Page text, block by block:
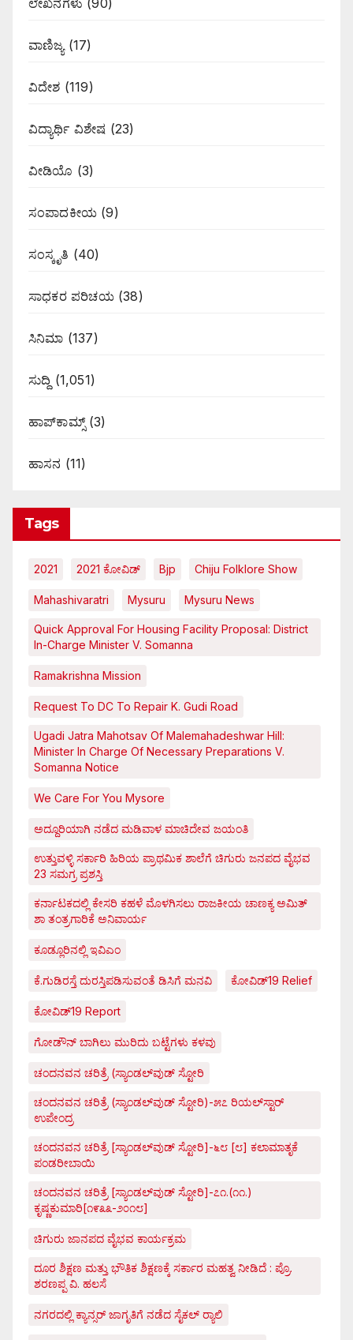
ವಾಣಿಜ್ಯ(17)
ವಿದೇಶ (119)
ವಿದ್ಯಾರ್ಥಿ ವಿಶೇಷ (23)
ವೀಡಿಯೊ (3)
ಸಂಪಾದಕೀಯ (9)
ಸಂಸ್ಕೃತಿ (40)
ಸಾಧಕರ ಪರಿಚಯ(38)
ಸಿನಿಮಾ (137)
ಸುದ್ದಿ (1,051)
ಹಾಪ್‌ಕಾಮ್ಸ್‌(3)
ಹಾಸನ (11)
Tags
2021 2021 ಕೋವಿಡ್‌ Bjp Chiju Folklore Show
Mahashivaratri Mysuru Mysuru News
Quick Approval For Housing Facility Proposal: District
In-Charge Minister V. Somanna
Ramakrishna Mission
Request To DC To Repair K. Gudi Road
Ugadi Jatra Mahotsav Of Malemahadeshwar Hill:
Minister In Charge Of Necessary Preparations V.
Somanna Notice
We Care For You Mysore
ಅದ್ದೂರಿಯಾಗಿ ನಡೆದ ಮಡಿವಾಳ ಮಾಚಿದೇವ ಜಯಂತಿ
ಉತ್ತುವಳ್ಳಿ ಸರ್ಕಾರಿ ಹಿರಿಯ ಪ್ರಾಥಮಿಕ ಶಾಲೆಗೆ ಚಿಗುರು ಜನಪದ ವೈಭವ
23 ಸಮಗ್ರ ಪ್ರಶಸ್ತಿ
ಕರ್ನಾಟಕದಲ್ಲಿ ಕೇಸರಿ ಕಹಳೆ ಮೊಳಗಿಸಲು ರಾಜಕೀಯ ಚಾಣಕ್ಯ ಅಮಿತ್
ಶಾ ತಂತ್ರಗಾರಿಕೆ ಅನಿವಾರ್ಯ
ಕೂಡ್ಲೂರಿನಲ್ಲಿ ಇವಿಎಂ
ಕೆ.ಗುಡಿರಸ್ತೆ ದುರಸ್ತಿಪಡಿಸುವಂತೆ ಡಿಸಿಗೆ ಮನವಿ ಕೋವಿಡ್‌19 Relief
ಕೋವಿಡ್‌19 Report
ಗೋಡೌನ್ ಬಾಗಿಲು ಮುರಿದು ಬಟ್ಟೆಗಳು ಕಳವು
ಚಂದನವನ ಚರಿತ್ರೆ (ಸ್ಯಾಂಡಲ್‌ವುಡ್ ಸ್ಟೋರಿ
ಚಂದನವನ ಚರಿತ್ರೆ (ಸ್ಯಾಂಡಲ್‌ವುಡ್ ಸ್ಟೋರಿ)-೫೭ ರಿಯಲ್‌ಸ್ಟಾರ್
ಉಪೇಂದ್ರ
ಚಂದನವನ ಚರಿತ್ರೆ [ಸ್ಯಾಂಡಲ್‌ವುಡ್ ಸ್ಟೋರಿ]-೬೮ [೮] ಕಲಾಮಾತೃಕೆ
ಪಂಡರೀಬಾಯಿ
ಚಂದನವನ ಚರಿತ್ರೆ [ಸ್ಯಾಂಡಲ್‌ವುಡ್ ಸ್ಟೋರಿ]-೭೧.(೧೧.)
ಕೃಷ್ಣಕುಮಾರಿ[೧೯೩೩-೨೦೧೮]
ಚಿಗುರು ಜಾನಪದ ವೈಭವ ಕಾರ್ಯಕ್ರಮ
ದೂರ ಶಿಕ್ಷಣ ಮತ್ತು ಭೌತಿಕ ಶಿಕ್ಷಣಕ್ಕೆ ಸರ್ಕಾರ ಮಹತ್ವ ನೀಡಿದೆ : ಪ್ರೊ.
ಶರಣಪ್ಪ ವಿ. ಹಲಸೆ
ನಗರದಲ್ಲಿ ಕ್ಯಾನ್ಸರ್ ಜಾಗೃತಿಗೆ ನಡೆದ ಸೈಕಲ್ ರ್‍ಯಾಲಿ